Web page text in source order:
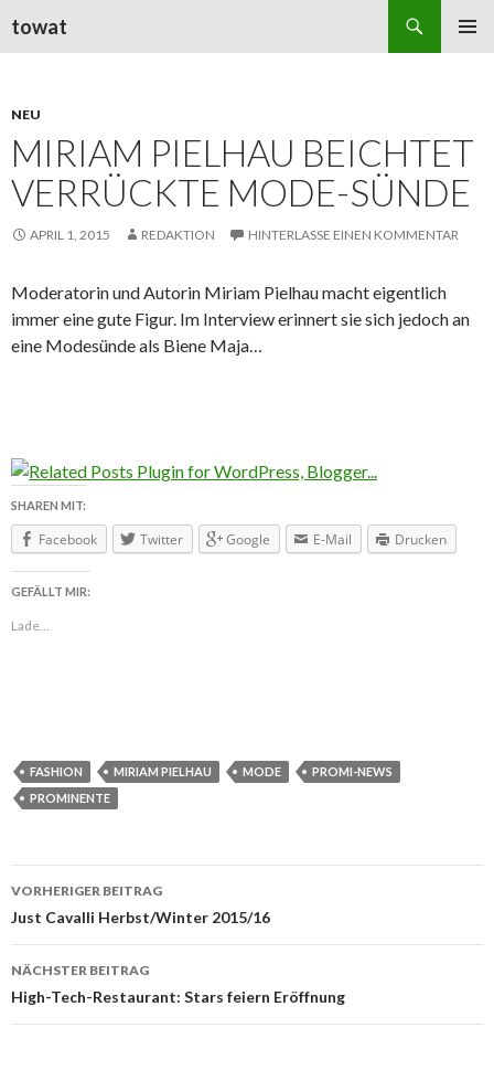
towat
NEU
MIRIAM PIELHAU BEICHTET
VERRÜCKTE MODE-SÜNDE
APRIL 1, 2015 REDAKTION HINTERLASSE EINEN KOMMENTAR
Moderatorin und Autorin Miriam Pielhau macht eigentlich
immer eine gute Figur. Im Interview erinnert sie sich jedoch an
eine Modesünde als Biene Maja…
SHAREN MIT:
Facebook Twitter Google E-Mail Drucken
GEFÄLLT MIR:
Lade...
FASHION MIRIAM PIELHAU MODE
PROMI-NEWS
PROMINENTE
Beitragsnavigation
VORHERIGER BEITRAG
Just Cavalli Herbst/Winter 2015/16
NÄCHSTER BEITRAG
High-Tech-Restaurant: Stars feiern Eröffnung